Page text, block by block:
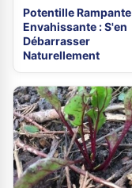
Potentille Rampante
Envahissante : S'en
Débarrasser
Naturellement